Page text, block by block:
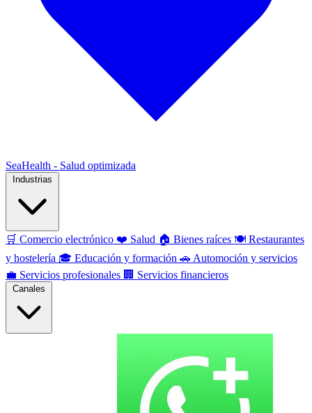
SeaHealth - Salud optimizada
🛒 Comercio electrónico ❤️ Salud 🏠 Bienes raíces 🍽️ Restaurantes
y hostelería 🎓 Educación y formación 🚗 Automoción y servicios
💼 Servicios profesionales 🏢 Servicios financieros